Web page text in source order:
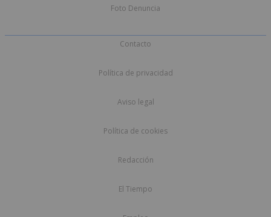
Foto Denuncia
Contacto
Política de privacidad
Aviso legal
Política de cookies
Redacción
El Tiempo